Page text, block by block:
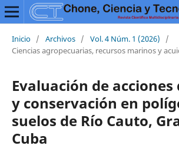
Inicio / Archivos / Vol. 4 Núm. 1 (2026)
/
Ciencias agropecuarias, recursos marinos y
Evaluación de
y conservación en
suelos de Río Cauto,
Cuba